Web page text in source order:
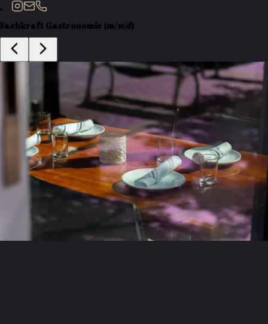
Fachkraft Gastronomie (m/w/d)